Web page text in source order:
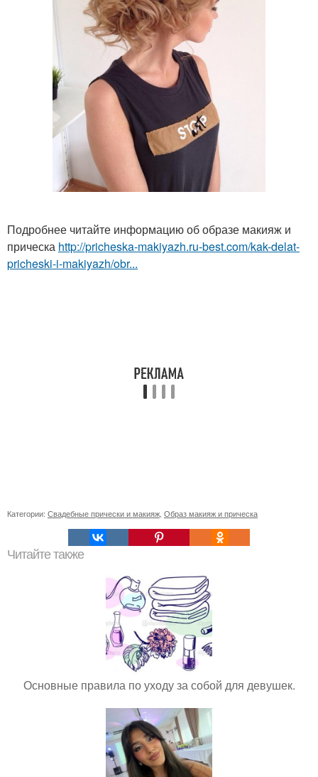
Подробнее читайте информацию об образе макияж и
прическа http://pricheska-makiyazh.ru-best.com/kak-delat-
pricheski-i-makiyazh/obr...
Категории: Свадебные прически и макияж Образ макияж и прическа
Читайте также
Основные правила по уходу за собой для девушек.